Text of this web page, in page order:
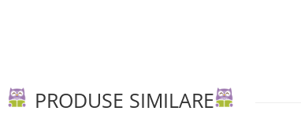
PRODUSE SIMILARE